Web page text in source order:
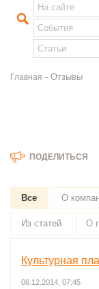
Главная - Отзывы
ПОДЕЛИТЬСЯ
Все О
Из статей О
Культурная
06.12.2014, 07:45